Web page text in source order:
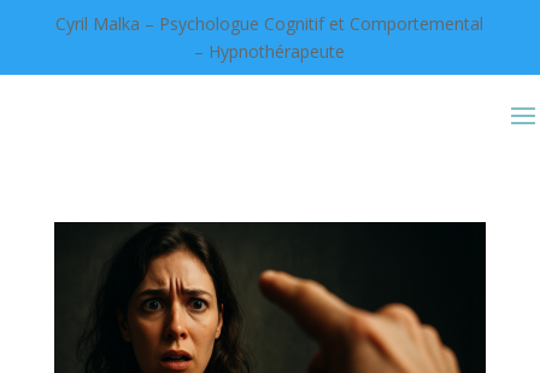
Cyril Malka – Psychologue Cognitif et Comportemental
– Hypnothérapeute